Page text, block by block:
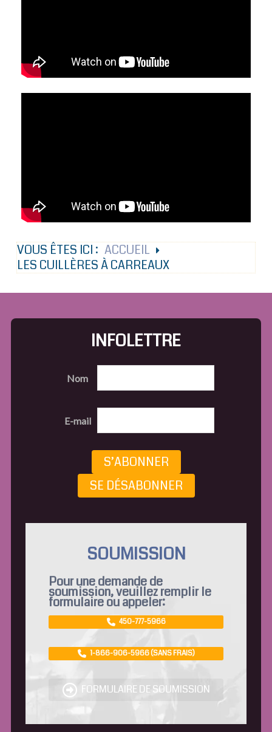
VOUS ÊTES ICI : ACCUEIL
LES CUILLÈRES À CARREAUX
INFOLETTRE
Nom
E-mail
S’ABONNER
SE DÉSABONNER
SOUMISSION
Pour une demande de
soumission, veuillez remplir le
formulaire ou appeler:
450-777-5966
1-866-906-5966 (SANS FRAIS)
FORMULAIRE DE SOUMISSION